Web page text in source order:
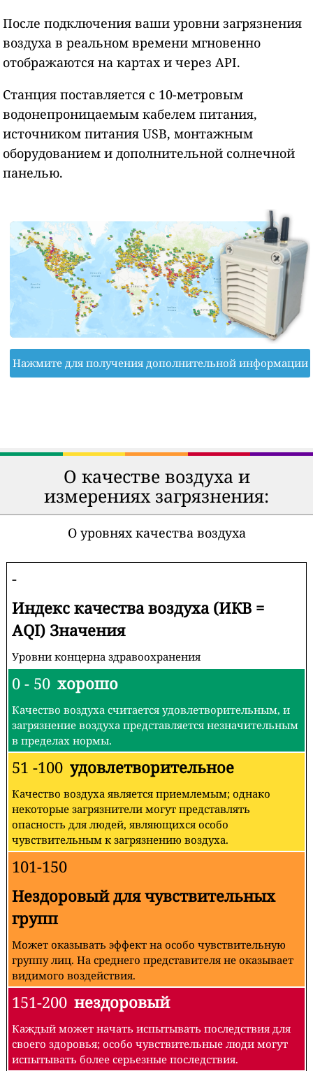
После подключения ваши уровни загрязнения
воздуха в реальном времени мгновенно
отображаются на картах и через API.
Станция поставляется с 10-метровым
водонепроницаемым кабелем питания,
источником питания USB, монтажным
оборудованием и дополнительной солнечной
панелью.
Нажмите для получения дополнительной информации
О качестве воздуха и
измерениях загрязнения:
О уровнях качества воздуха
-
Индекс качества воздуха (ИКВ =
AQI) Значения
Уровни концерна здравоохранения
0 - 50 хорошо
Качество воздуха считается удовлетворительным, и
загрязнение воздуха представляется незначительным
в пределах нормы.
51 -100 удовлетворительное
Качество воздуха является приемлемым; однако
некоторые загрязнители могут представлять
опасность для людей, являющихся особо
чувствительным к загрязнению воздуха.
101-150
Нездоровый для чувствительных
групп
Может оказывать эффект на особо чувствительную
группу лиц. На среднего представителя не оказывает
видимого воздействия.
151-200 нездоровый
Каждый может начать испытывать последствия для
своего здоровья; особо чувствительные люди могут
испытывать более серьезные последствия.